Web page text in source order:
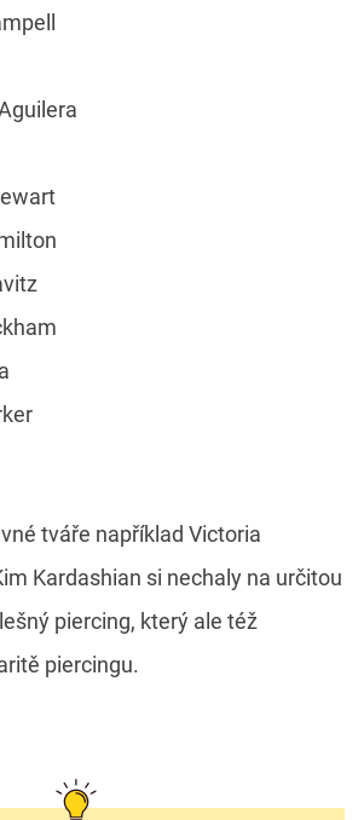
tváře například Victoria
Kardashian si nechaly na určitou
piercing, který ale též
piercingu.